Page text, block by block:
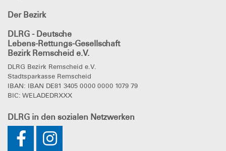
Der Bezirk
DLRG - Deutsche
Lebens-Rettungs-Gesellschaft
Bezirk Remscheid e.V.
DLRG Bezirk Remscheid e.V.
Stadtsparkasse Remscheid
IBAN: IBAN DE81 3405 0000 0000 1079 79
BIC: WELADEDRXXX
DLRG in den sozialen Netzwerken